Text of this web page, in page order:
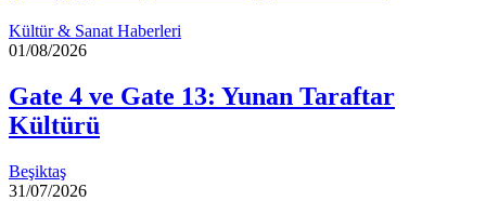
Kültür & Sanat Haberleri
01/08/2026
Gate 4 ve Gate 13: Yunan Taraftar
Kültürü
Beşiktaş
31/07/2026